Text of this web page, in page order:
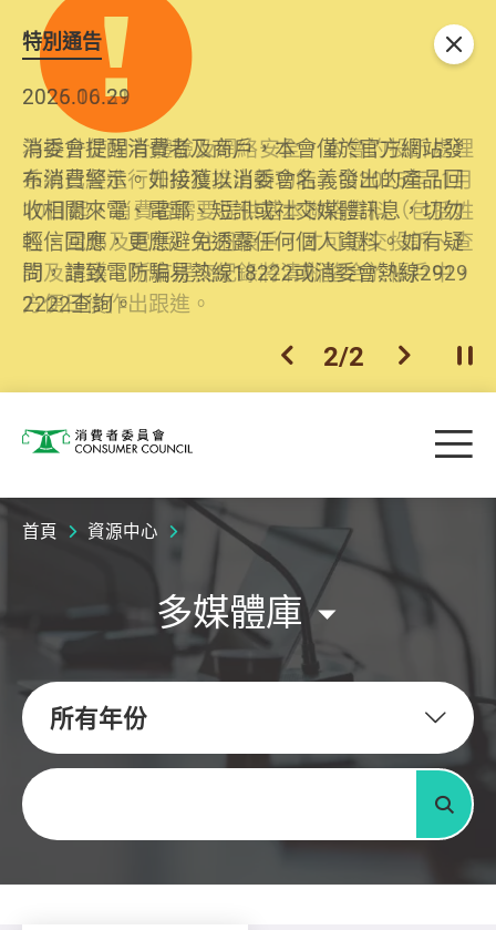
特別通告
2026.06.29
消委會提醒消費者及商戶，本會僅於官方網站發
布消費警示。如接獲以消委會名義發出的產品回
收相關來電、電郵、短訊或社交媒體訊息，切勿
輕信回應，更應避免透露任何個人資料。如有疑
問，請致電防騙易熱線18222或消委會熱線2929
2222查詢。
2025.10.31
為提升使用者體驗及網絡安全，本會的投訴處理
系統已經進行升級及推出新功能。由2025年11月
10日起，消費者需要提供基本聯絡資料（包括姓
名、電郵及電話）註冊帳戶，才可提交投訴、查
詢及建議。所有提交紀錄將清晰整合於帳戶中，
方便日後作出跟進。
上一個
2/2 下一個開
關閉
消費者委員會 目
首頁 資源中心
多媒體庫
所有年份
關鍵字
搜尋